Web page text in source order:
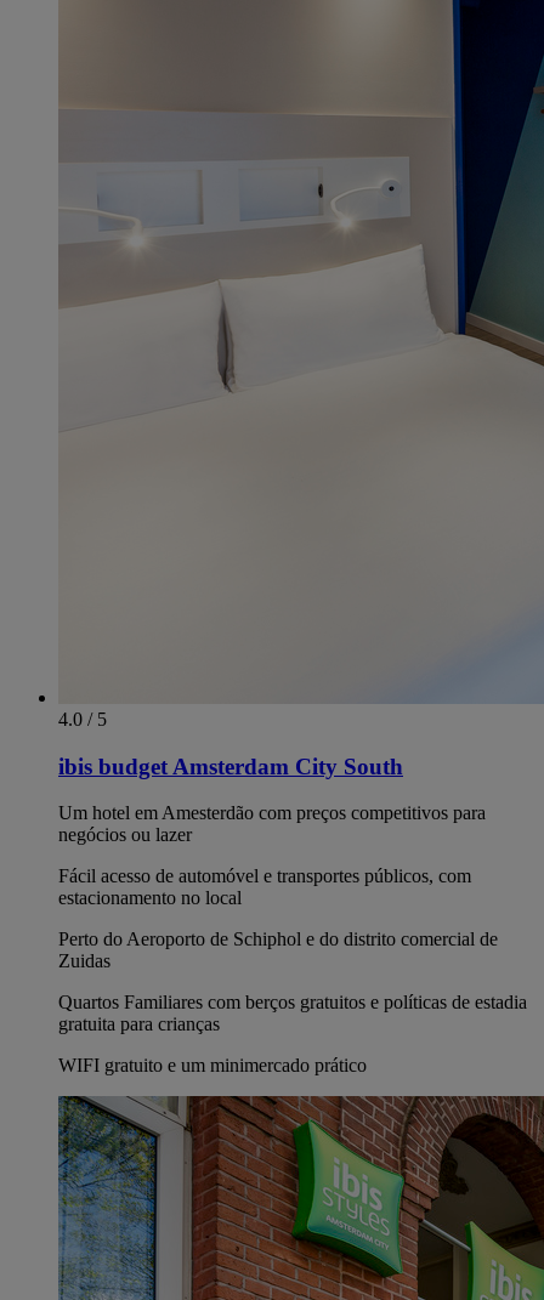
4.0 / 5
ibis budget Amsterdam City South
Um hotel em Amesterdão com preços competitivos para
negócios ou lazer
Fácil acesso de automóvel e transportes públicos, com
estacionamento no local
Perto do Aeroporto de Schiphol e do distrito comercial de
Zuidas
Quartos Familiares com berços gratuitos e políticas de estadia
gratuita para crianças
WIFI gratuito e um minimercado prático